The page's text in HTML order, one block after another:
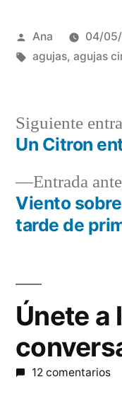
Publicada
por
Ana 04/05/
Etiquetas:
agujas, agujas
de
entradas
Entrada
Viento
tarde de
Siguiente
Un Citron
Únete a
12 comentarios